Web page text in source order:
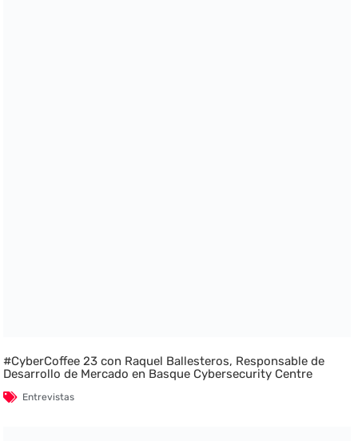
#CyberCoffee 23 con Raquel Ballesteros, Responsable de
Desarrollo de Mercado en Basque Cybersecurity Centre
Entrevistas